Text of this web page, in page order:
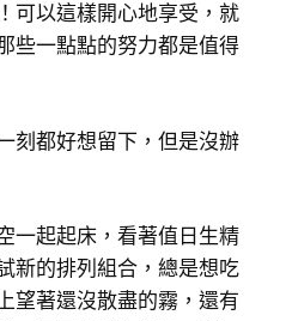
可以這樣開心地享受，就
些一點點的努力都是值得
刻都好想留下，但是沒辦
一起起床，看著值日生精
新的排列組合，總是想吃
望著還沒散盡的霧，還有